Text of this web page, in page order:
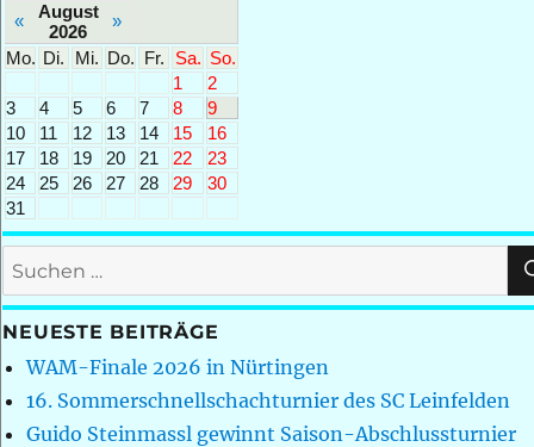
«
August
2026
»
Mo. Di. Mi. Do. Fr. Sa. So.
1
2
3
4 5 6 7 8
9
10
11 12 13 14 15
16
17
18 19 20 21 22
23
24
25 26 27 28 29
30
31
Suchen
nach:
NEUESTE BEITRÄGE
WAM-Finale 2026 in Nürtingen
16. Sommerschnellschachturnier des SC Leinfelden
Guido Steinmassl gewinnt Saison-Abschlussturnier